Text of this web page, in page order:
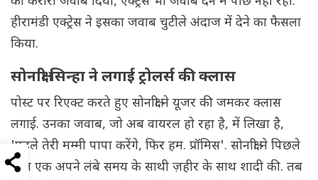
हीरामंडी एक्ट्रेस ने इसका जवाब चुटीले अंदाज में देने का फैसला
किया.
सोनाक्षी सिन्हा ने लगाई ट्रोलर्स की क्लास
पोस्ट पर रिएक्ट करते हुए सोनाक्षी ने यूजर की जमकर क्लास
लगाई. उनका जवाब, जो अब वायरल हो रहा है, में लिखा है,
'पहले तेरी मम्मी पापा करेंगे, फिर हम. प्रॉमिस'. सोनाक्षी ने पिछले
साल एक अपने लंबे समय के साथी ज़हीर के साथ शादी की. तब